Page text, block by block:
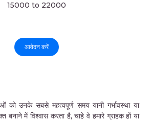
15000 to 22000
आवेदन करें
उनके सबसे महत्वपूर्ण समय यानी गर्भावस्था या
में विश्वास करता है, चाहे वे हमारे ग्राहक हों या